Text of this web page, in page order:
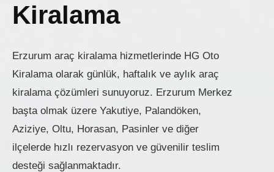
Kiralama
Erzurum araç kiralama hizmetlerinde HG Oto
Kiralama olarak günlük, haftalık ve aylık araç
kiralama çözümleri sunuyoruz. Erzurum Merkez
başta olmak üzere Yakutiye, Palandöken,
Aziziye, Oltu, Horasan, Pasinler ve diğer
ilçelerde hızlı rezervasyon ve güvenilir teslim
desteği sağlanmaktadır.